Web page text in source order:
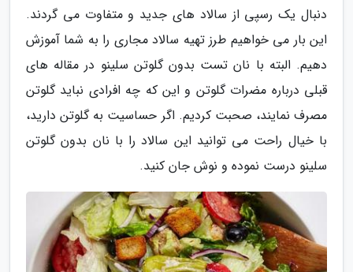
دنبال یک رسپی از سالاد های جدید و متفاوت می گردند.
این بار می خواهیم طرز تهیه سالاد مجاری را به شما آموزش
دهیم. البته با نان تست بدون گلوتن سلینو در مقاله های
قبلی درباره مضرات گلوتن و این که چه افرادی نباید گلوتن
مصرف نمایند، صحبت کردیم. اگر حساسیت به گلوتن دارید،
با خیال راحت می توانید این سالاد را با نان بدون گلوتن
سلینو درست نموده و نوش جان کنید.